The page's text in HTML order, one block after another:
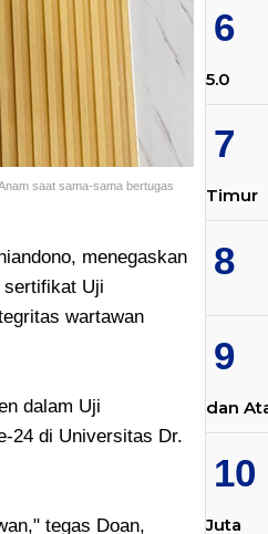
saat sama-sama bertugas
menegaskan
sertifikat Uji
wartawan
dalam Uji
24 di Universitas Dr.
tegas Doan,
5.0
Timur
dan
Juta